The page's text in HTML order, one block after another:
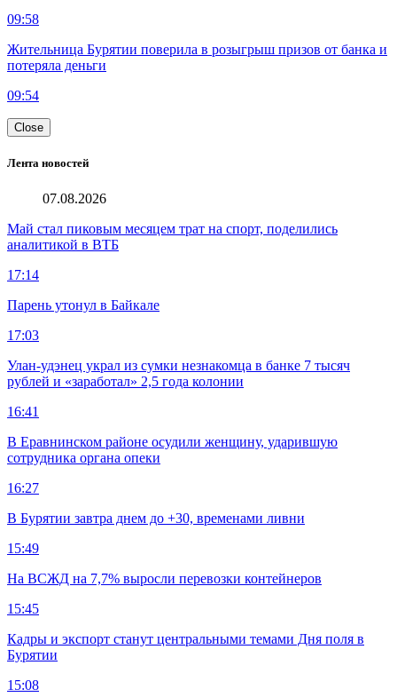
09:58
Жительница Бурятии поверила в розыгрыш призов от банка и
потеряла деньги
09:54
Close
Лента новостей
07.08.2026
Май стал пиковым месяцем трат на спорт, поделились
аналитикой в ВТБ
17:14
Парень утонул в Байкале
17:03
Улан-удэнец украл из сумки незнакомца в банке 7 тысяч
рублей и «заработал» 2,5 года колонии
16:41
В Еравнинском районе осудили женщину, ударившую
сотрудника органа опеки
16:27
В Бурятии завтра днем до +30, временами ливни
15:49
На ВСЖД на 7,7% выросли перевозки контейнеров
15:45
Кадры и экспорт станут центральными темами Дня поля в
Бурятии
15:08